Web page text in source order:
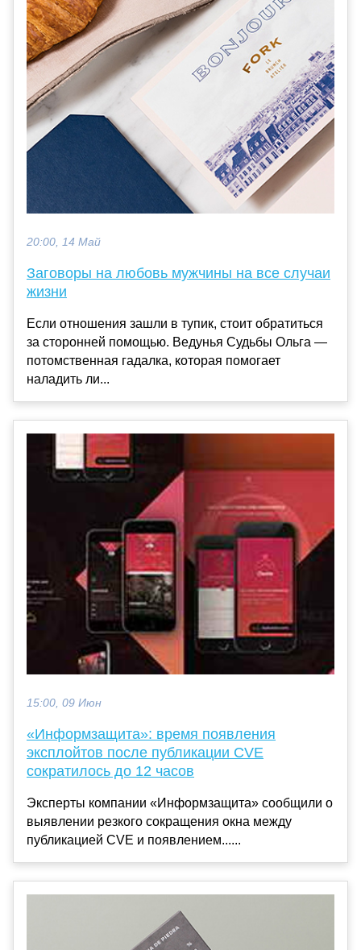
20:00, 14 Май
Заговоры на любовь мужчины на все случаи
жизни
Если отношения зашли в тупик, стоит обратиться
за сторонней помощью. Ведунья Судьбы Ольга —
потомственная гадалка, которая помогает
наладить ли...
15:00, 09 Июн
«Информзащита»: время появления
эксплойтов после публикации CVE
сократилось до 12 часов
Эксперты компании «Информзащита» сообщили о
выявлении резкого сокращения окна между
публикацией CVE и появлением......